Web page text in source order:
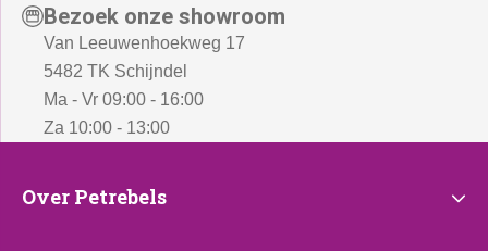
Bezoek onze showroom
Van Leeuwenhoekweg 17
5482 TK Schijndel
Ma - Vr 09:00 - 16:00
Za 10:00 - 13:00
Over
Over Petrebels